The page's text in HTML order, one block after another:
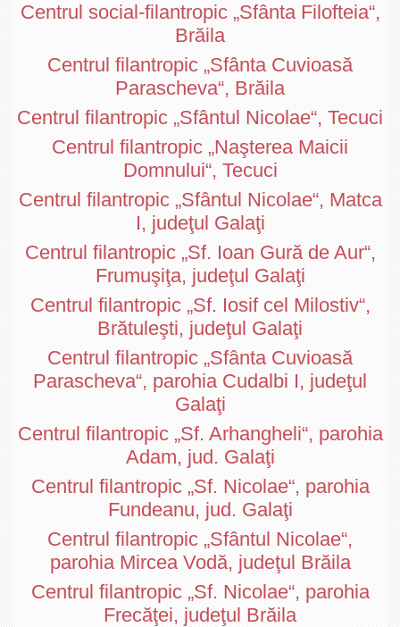
Centrul social-filantropic „Sfânta Filofteia“,
Brăila
Centrul filantropic „Sfânta Cuvioasă
Parascheva“, Brăila
Centrul filantropic „Sfântul Nicolae“, Tecuci
Centrul filantropic „Naşterea Maicii
Domnului“, Tecuci
Centrul filantropic „Sfântul Nicolae“, Matca
I, judeţul Galaţi
Centrul filantropic „Sf. Ioan Gură de Aur“,
Frumuşiţa, judeţul Galaţi
Centrul filantropic „Sf. Iosif cel Milostiv“,
Brătuleşti, judeţul Galaţi
Centrul filantropic „Sfânta Cuvioasă
Parascheva“, parohia Cudalbi I, judeţul
Galaţi
Centrul filantropic „Sf. Arhangheli“, parohia
Adam, jud. Galaţi
Centrul filantropic „Sf. Nicolae“, parohia
Fundeanu, jud. Galaţi
Centrul filantropic „Sfântul Nicolae“,
parohia Mircea Vodă, judeţul Brăila
Centrul filantropic „Sf. Nicolae“, parohia
Frecăţei, judeţul Brăila